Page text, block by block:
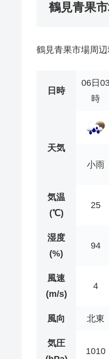
鶴見青果
鶴見青果市場周辺
日時
06日
時
天気
小雨
気温
(℃)
25
湿度
(%)
94
風速
(m/s)
4
風向 北東
気圧
1010